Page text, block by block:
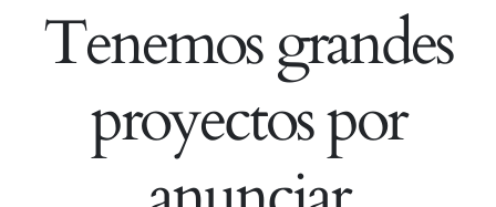
Tenemos grandes
proyectos por